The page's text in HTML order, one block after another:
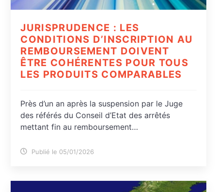
JURISPRUDENCE : LES
CONDITIONS D’INSCRIPTION AU
REMBOURSEMENT DOIVENT
ÊTRE COHÉRENTES POUR TOUS
LES PRODUITS COMPARABLES
Près d’un an après la suspension par le Juge
des référés du Conseil d’Etat des arrêtés
mettant fin au remboursement…
Publié le 05/01/2026